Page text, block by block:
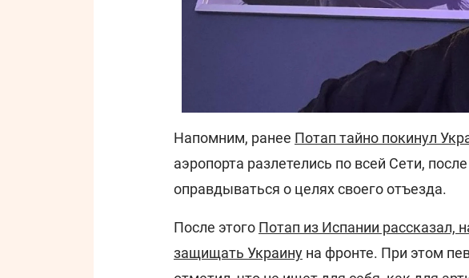
Напомним, ранее Потап тайно покинул
аэропорта разлетелись по всей Сети,
оправдываться о целях своего отъезда.
После этого Потап из Испании рассказал,
защищать Украину на фронте. При этом